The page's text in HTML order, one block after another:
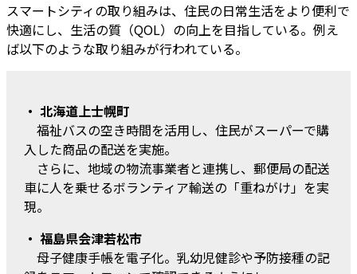
スマートシティの取り組みは、住民の日常生活をより便利で
快適にし、生活の質（QOL）の向上を目指している。例え
ば以下のような取り組みが行われている。
・ 北海道上士幌町
福祉バスの空き時間を活用し、住民がスーパーで購
入した商品の配送を実施。
さらに、地域の物流事業者と連携し、郵便局の配送
車に人を乗せるボランティア輸送の「重ねがけ」を実
現。
・ 福島県会津若松市
母子健康手帳を電子化。乳幼児健診や予防接種の記